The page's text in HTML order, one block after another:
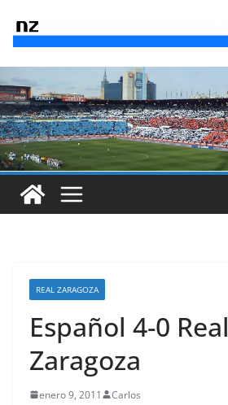
REAL ZARAGOZA
Español 4-0 Real
Zaragoza
enero 9, 2011 Carlos